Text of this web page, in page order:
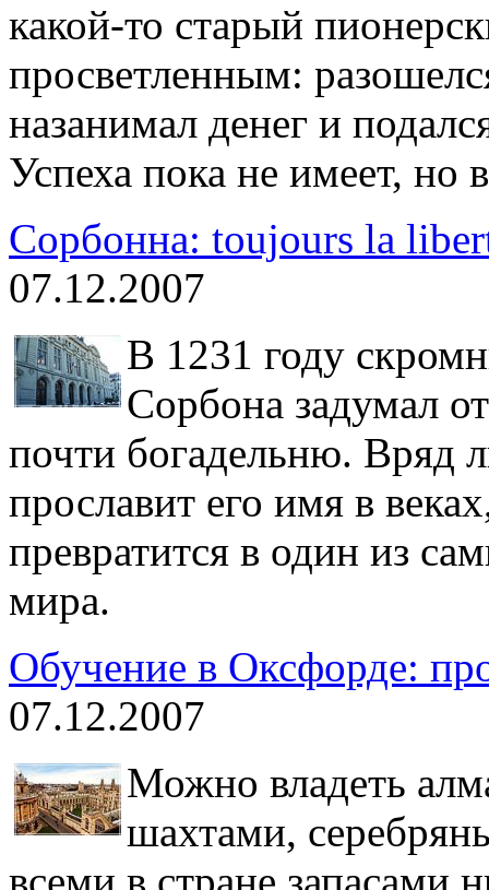
какой-то старый
просветленным:
назанимал денег и
Успеха пока не имеет, но
Сорбонна: toujours la
07.12.2007
В 1231 году
Сорбона задумал
почти богадельню. Вряд
прославит его имя в
превратится в один из
мира.
Обучение в Оксфорде:
07.12.2007
Можно владеть
шахтами,